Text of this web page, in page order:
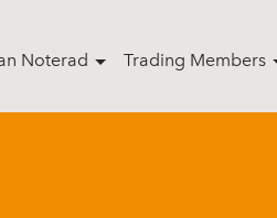
Noterad Trading Members